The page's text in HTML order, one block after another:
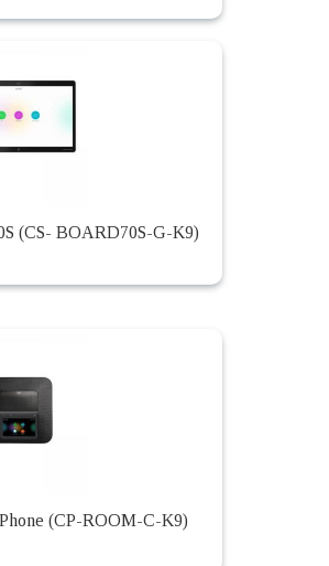
(CS- BOARD70S-G-K9)
(CP-ROOM-C-K9)